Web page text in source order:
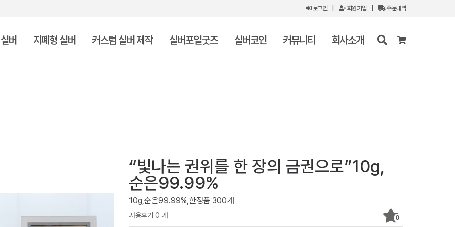
로그인 회원가입 주문내역
버 지폐형 실버 커스텀 실버 제작 실버포일굿즈 실버코인 커뮤니티 회사소개
“빛나는 권위를 한 장의 금권으로”10g,
순은99.99%
10g,순은99.99%,한정품 300개
사용후기 0 개 0